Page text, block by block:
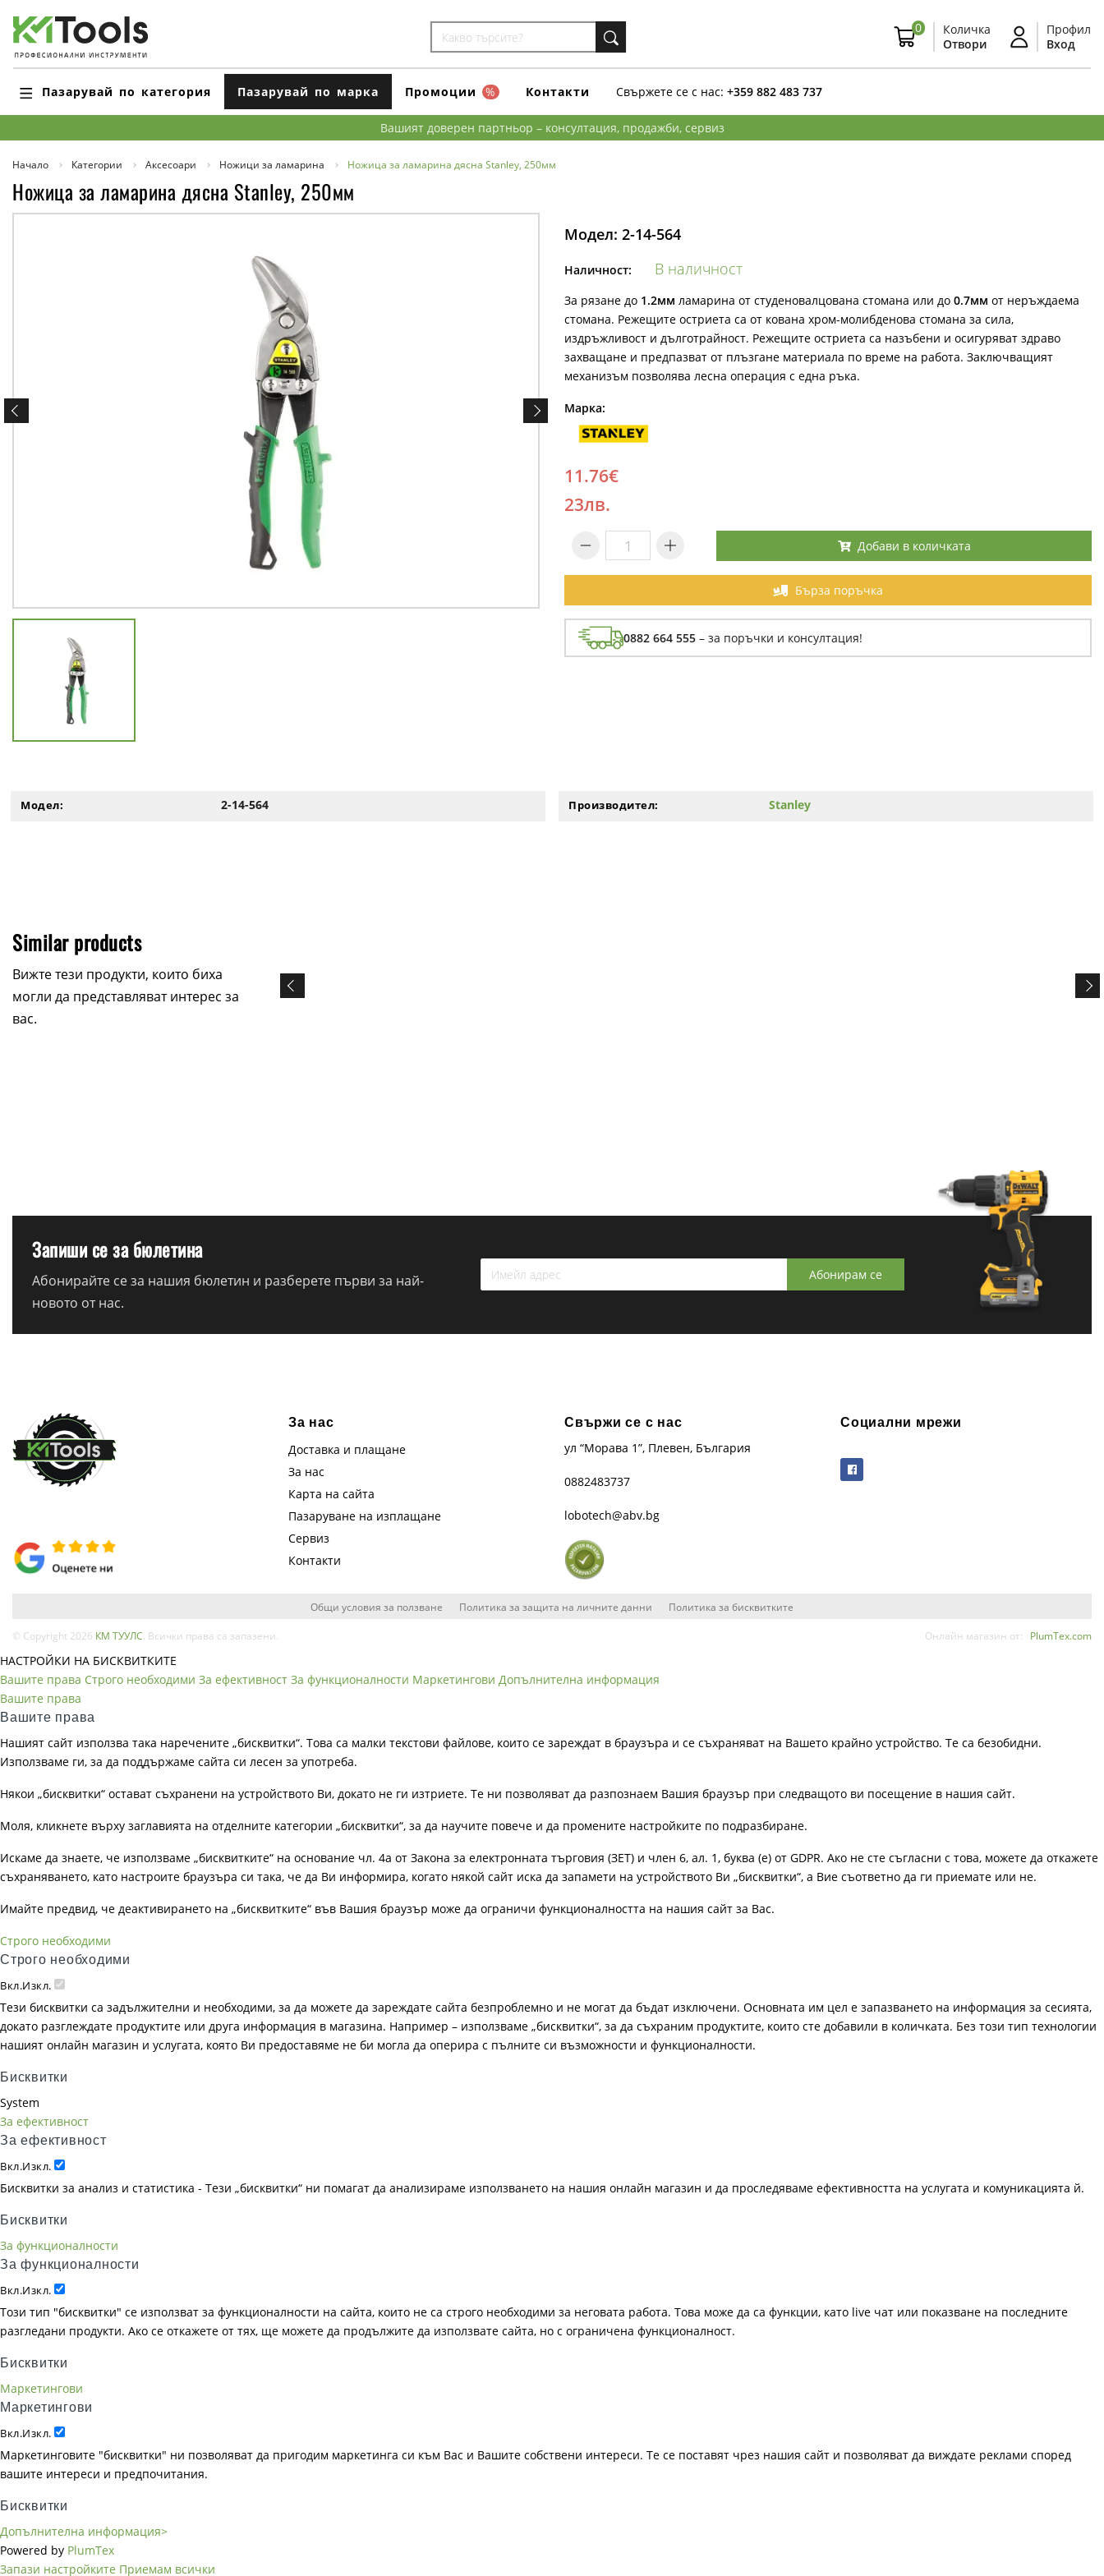
0
Количка
Отвори
Профил
Вход
Пазарувай по категория Пазарувай по марка Промоции % Контакти Свържете се с нас: +359 882 483 737
Вашият доверен партньор – консултация, продажби, сервиз
Начало Категории Аксесоари Ножици за ламарина Ножица за ламарина дясна Stanley, 250мм
Ножица за ламарина дясна Stanley, 250мм
Модел: 2-14-564
Наличност: В наличност
За рязане до 1.2мм ламарина от студеновалцована стомана или до 0.7мм от неръждаема
стомана. Режещите остриета са от кована хром-молибденова стомана за сила,
издръжливост и дълготрайност. Режещите остриета са назъбени и осигуряват здраво
захващане и предпазват от плъзгане материала по време на работа. Заключващият
механизъм позволява лесна операция с една ръка.
Марка:
11.76€
23лв.
Добави в количката
Бърза поръчка
0882 664 555 – за поръчки и консултация!
Модел: 2-14-564 Производител: Stanley
Similar products
Вижте тези продукти, които биха
могли да представляват интерес за
вас.
Запиши се за бюлетина
Абонирайте се за нашия бюлетин и разберете първи за най-
новото от нас.
Абонирам се
За нас
Доставка и плащане
За нас
Карта на сайта
Пазаруване на изплащане
Сервиз
Контакти
Свържи се с нас
ул “Морава 1”, Плевен, България
0882483737
lobotech@abv.bg
Социални мрежи
Общи условия за ползване Политика за защита на личните данни Политика за бисквитките
© Copyright 2026 КМ ТУУЛС . Всички права са запазени. Онлайн магазин от: PlumTex.com
НАСТРОЙКИ НА БИСКВИТКИТЕ
Вашите права Строго необходими За ефективност За функционалности Маркетингови Допълнителна информация
Вашите права
Вашите права
Нашият сайт използва така наречените „бисквитки“. Това са малки текстови файлове, които се зареждат в браузъра и се съхраняват на Вашето крайно устройство. Те са безобидни.
Използваме ги, за да поддържаме сайта си лесен за употреба.
Някои „бисквитки“ остават съхранени на устройството Ви, докато не ги изтриете. Те ни позволяват да разпознаем Вашия браузър при следващото ви посещение в нашия сайт.
Моля, кликнете върху заглавията на отделните категории „бисквитки“, за да научите повече и да промените настройките по подразбиране.
Искаме да знаете, че използваме „бисквитките“ на основание чл. 4а от Закона за електронната търговия (ЗЕТ) и член 6, ал. 1, буква (е) от GDPR. Ако не сте съгласни с това, можете да откажете
съхраняването, като настроите браузъра си така, че да Ви информира, когато някой сайт иска да запамети на устройството Ви „бисквитки“, а Вие съответно да ги приемате или не.
Имайте предвид, че деактивирането на „бисквитките“ във Вашия браузър може да ограничи функционалността на нашия сайт за Вас.
Строго необходими
Строго необходими
Вкл.Изкл.
Тези бисквитки са задължителни и необходими, за да можете да зареждате сайта безпроблемно и не могат да бъдат изключени. Основната им цел е запазването на информация за сесията,
докато разглеждате продуктите или друга информация в магазина. Например – използваме „бисквитки“, за да съхраним продуктите, които сте добавили в количката. Без този тип технологии
нашият онлайн магазин и услугата, която Ви предоставяме не би могла да оперира с пълните си възможности и функционалности.
Бисквитки
System
За ефективност
За ефективност
Вкл.Изкл.
Бисквитки за анализ и статистика - Тези „бисквитки“ ни помагат да анализираме използването на нашия онлайн магазин и да проследяваме ефективността на услугата и комуникацията й.
Бисквитки
За функционалности
За функционалности
Вкл.Изкл.
Този тип "бисквитки" се използват за функционалности на сайта, които не са строго необходими за неговата работа. Това може да са функции, като live чат или показване на последните
разгледани продукти. Ако се откажете от тях, ще можете да продължите да използвате сайта, но с ограничена функционалност.
Бисквитки
Маркетингови
Маркетингови
Вкл.Изкл.
Маркетинговите "бисквитки" ни позволяват да пригодим маркетинга си към Вас и Вашите собствени интереси. Те се поставят чрез нашия сайт и позволяват да виждате реклами според
вашите интереси и предпочитания.
Бисквитки
Допълнителна информация>
Powered by PlumTex
Запази настройките Приемам всички